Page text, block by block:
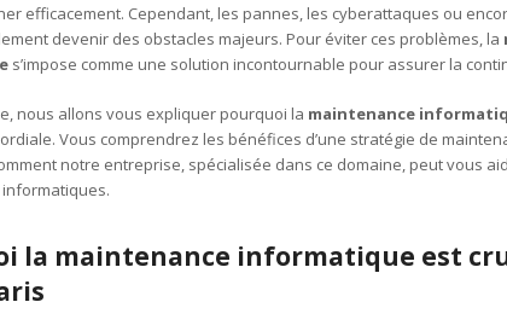
efficacement. Cependant, les pannes, les cyberattaques ou
devenir des obstacles majeurs. Pour éviter ces problèmes, la
s’impose comme une solution incontournable pour assurer la
nous allons vous expliquer pourquoi la maintenance
Vous comprendrez les bénéfices d’une stratégie de
notre entreprise, spécialisée dans ce domaine, peut vous
la maintenance informatique est